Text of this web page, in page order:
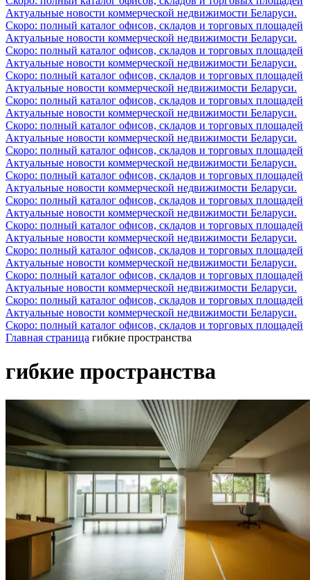
Актуальные новости коммерческой недвижимости Беларуси.
Скоро: полный каталог офисов, складов и торговых площадей
Актуальные новости коммерческой недвижимости Беларуси.
Скоро: полный каталог офисов, складов и торговых площадей
Актуальные новости коммерческой недвижимости Беларуси.
Скоро: полный каталог офисов, складов и торговых площадей
Актуальные новости коммерческой недвижимости Беларуси.
Скоро: полный каталог офисов, складов и торговых площадей
Актуальные новости коммерческой недвижимости Беларуси.
Скоро: полный каталог офисов, складов и торговых площадей
Актуальные новости коммерческой недвижимости Беларуси.
Скоро: полный каталог офисов, складов и торговых площадей
Актуальные новости коммерческой недвижимости Беларуси.
Скоро: полный каталог офисов, складов и торговых площадей
Актуальные новости коммерческой недвижимости Беларуси.
Скоро: полный каталог офисов, складов и торговых площадей
Актуальные новости коммерческой недвижимости Беларуси.
Скоро: полный каталог офисов, складов и торговых площадей
Актуальные новости коммерческой недвижимости Беларуси.
Скоро: полный каталог офисов, складов и торговых площадей
Актуальные новости коммерческой недвижимости Беларуси.
Скоро: полный каталог офисов, складов и торговых площадей
Актуальные новости коммерческой недвижимости Беларуси.
Скоро: полный каталог офисов, складов и торговых площадей
Актуальные новости коммерческой недвижимости Беларуси.
Скоро: полный каталог офисов, складов и торговых площадей
Главная страница гибкие пространства
гибкие пространства